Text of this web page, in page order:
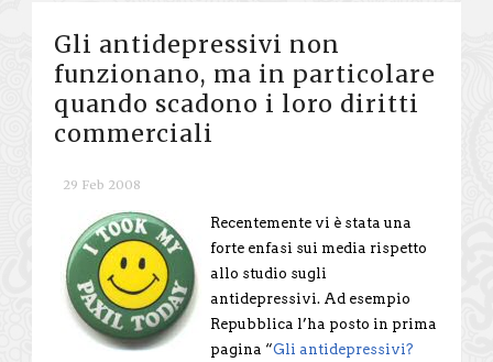
Gli antidepressivi non
funzionano, ma in particolare
quando scadono i loro diritti
commerciali
29 Feb 2008
Recentemente vi è stata una
forte enfasi sui media rispetto
allo studio sugli
antidepressivi. Ad esempio
Repubblica l’ha posto in prima
pagina “Gli antidepressivi?